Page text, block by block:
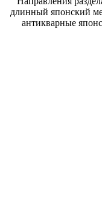
длинный японский
антикварные